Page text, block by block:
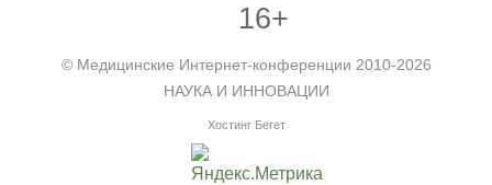
16+
© Медицинские Интернет-конференции 2010-2026
НАУКА И ИННОВАЦИИ
Хостинг Бегет